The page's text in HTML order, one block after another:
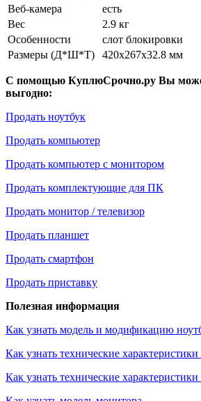
Веб-камера
есть
Вес
2.9 кг
Особенности
слот блокировки
Размеры (Д*Ш*Т)
420x267x32.8 мм
С помощью КуплюСрочно.ру Вы
выгодно:
Продать ноутбук
Продать компьютер
Продать компьютер с монитором
Продать комплектующие для ПК
Продать монитор / телевизор
Продать планшет
Продать смартфон
Продать приставку
Полезная информация
Как узнать модель и модификацию
Как узнать технические характеристики
Как узнать технические